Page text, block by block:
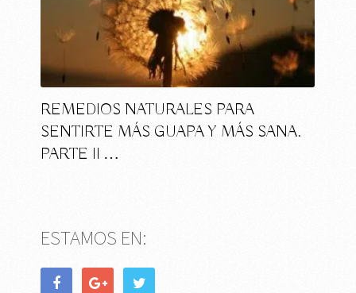
REMEDIOS NATURALES PARA
SENTIRTE MÁS GUAPA Y MÁS SANA.
PARTE II …
ESTAMOS EN: